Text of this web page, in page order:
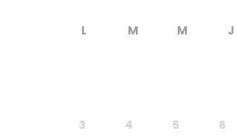
3 4 5 6